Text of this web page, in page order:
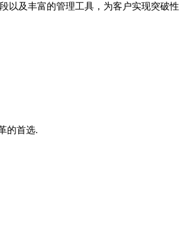
以及丰富的管理工具，为客户实现突破性
的首选.